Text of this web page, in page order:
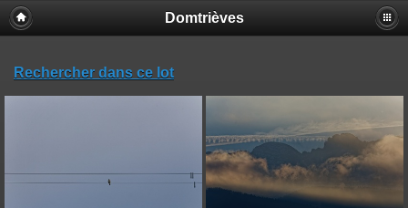
Domtrièves
Rechercher dans ce lot